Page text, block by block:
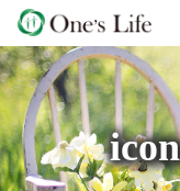
Skip
to
content